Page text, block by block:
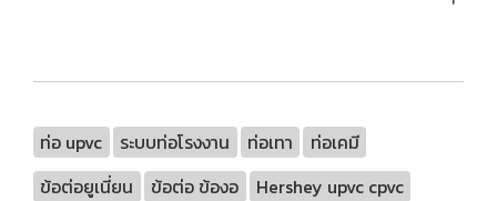
ท่อ upvc ระบบท่อโรงงาน ท่อเทา
ท่อเคมี
ข้อต่อยูเนี่ยน
ข้อต่อ ข้องอ
Hershey upvc cpvc